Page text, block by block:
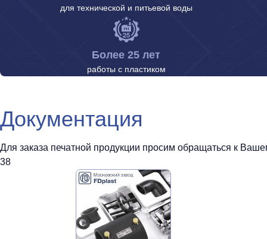
для технической и питьевой воды
Более 25 лет
работы с пластиком
Документация
Для заказа печатной продукции просим обращаться к
38